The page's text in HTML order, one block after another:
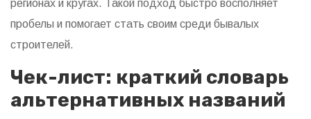
регионах и кругах. Такой подход быстро восполняет
пробелы и помогает стать своим среди бывалых
строителей.
Чек-лист: краткий словарь
альтернативных названий